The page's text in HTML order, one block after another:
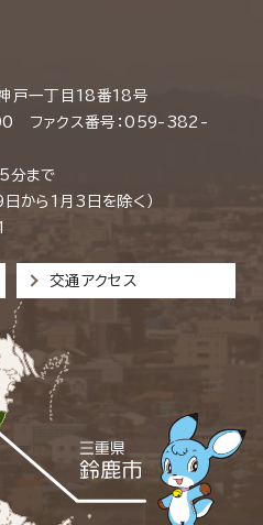
一丁目18番18号
ファクス番号：059-382-
分まで
日から1月3日を除く）
交通アクセス